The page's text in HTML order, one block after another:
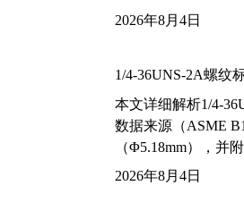
2026年8月4日
1/4-36UNS-2A螺纹
本文详细解析1/4-
数据来源（ASME
（Φ5.18mm），并
2026年8月4日